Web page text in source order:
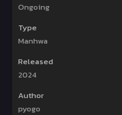
Ongoing
Type
Manhwa
Released
2024
Author
pyogo